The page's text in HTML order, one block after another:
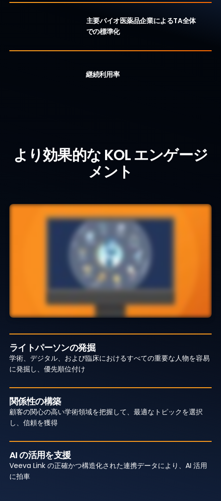
主要バイオ医薬品企業によるTA全体
での標準化
継続利用率
より効果的な KOL エンゲージ
メント
ライトパーソンの発掘
学術、デジタル、および臨床におけるすべての重要な人物を容易
に発掘し、優先順位付け
関係性の構築
顧客の関心の高い学術領域を把握して、最適なトピックを選択
し、信頼を獲得
AI の活用を支援
Veeva Link の正確かつ構造化された連携データにより、AI 活用
に拍車